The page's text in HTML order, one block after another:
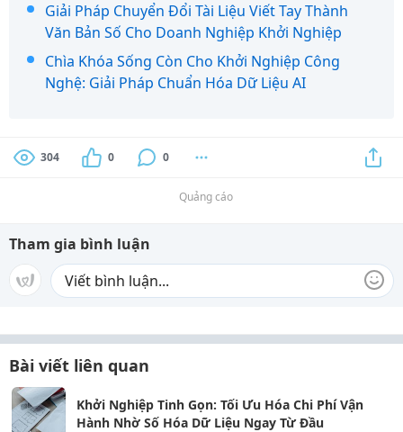
Giải Pháp Chuyển Đổi Tài Liệu Viết Tay Thành
Văn Bản Số Cho Doanh Nghiệp Khởi Nghiệp
Chìa Khóa Sống Còn Cho Khởi Nghiệp Công
Nghệ: Giải Pháp Chuẩn Hóa Dữ Liệu AI
304 0 0
Quảng cáo
Tham gia bình luận
Bài viết liên quan
Khởi Nghiệp Tinh Gọn: Tối Ưu Hóa Chi Phí Vận
Hành Nhờ Số Hóa Dữ Liệu Ngay Từ Đầu